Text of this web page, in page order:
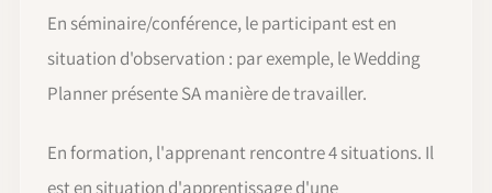
En séminaire/conférence, le participant est en
situation d'observation : par exemple, le Wedding
Planner présente SA manière de travailler.
En formation, l'apprenant rencontre 4 situations. Il
est en situation d'apprentissage d'une